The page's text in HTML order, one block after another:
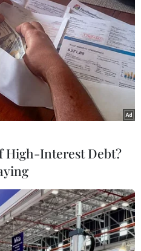
trong vụ thảm
Liên hợp quốc cho biết
tại Cộng hòa Dân chủ
đụng độ giữa hai cộng
này.
High-Interest Debt?